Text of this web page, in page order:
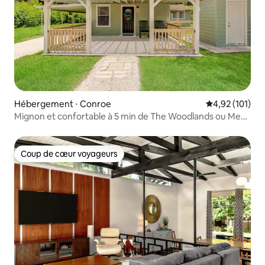
Hébergement ⋅ Conroe Évaluation
4,92 (101)
Mignon et confortable à 5 min de The Woodlands ou Med
Coup de cœur voyageurs
Coup de cœur voyageurs